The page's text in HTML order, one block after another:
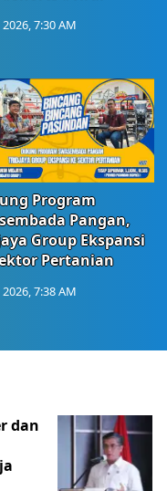
7:30 AM
Program
Pangan,
Group Ekspansi
Pertanian
7:38 AM
dan